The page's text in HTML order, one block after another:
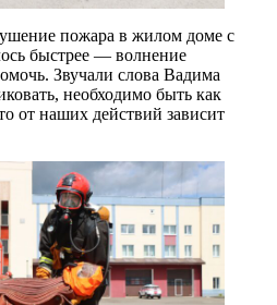
пожара в жилом доме с
быстрее — волнение
Звучали слова Вадима
необходимо быть как
от наших действий зависит